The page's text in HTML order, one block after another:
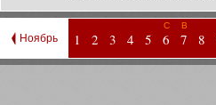
Ноябрь 1 2 3 4 5
С
6
В
7 8